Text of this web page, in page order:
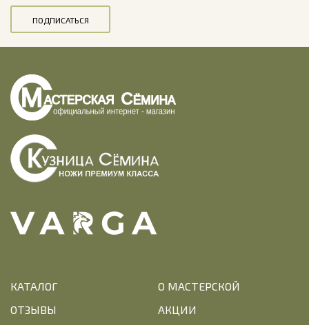
ПОДПИСАТЬСЯ
КАТАЛОГ
О МАСТЕРСКОЙ
ОТЗЫВЫ
АКЦИИ